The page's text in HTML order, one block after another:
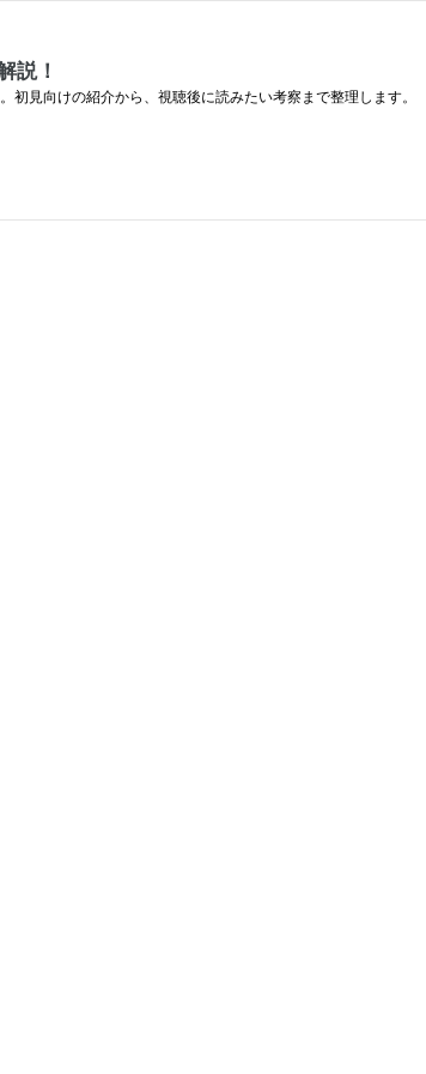
説！
見向けの紹介から、視聴後に読みたい考察まで整理します。